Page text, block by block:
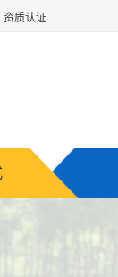
资质认证